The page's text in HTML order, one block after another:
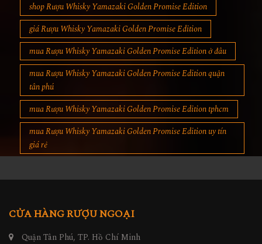
shop Rượu Whisky Yamazaki Golden Promise Edition
giá Rượu Whisky Yamazaki Golden Promise Edition
mua Rượu Whisky Yamazaki Golden Promise Edition ở đâu
mua Rượu Whisky Yamazaki Golden Promise Edition quận
tân phú
mua Rượu Whisky Yamazaki Golden Promise Edition tphcm
mua Rượu Whisky Yamazaki Golden Promise Edition uy tín
giá rẻ
CỬA HÀNG RƯỢU NGOẠI
Quận Tân Phú, TP. Hồ Chí Minh